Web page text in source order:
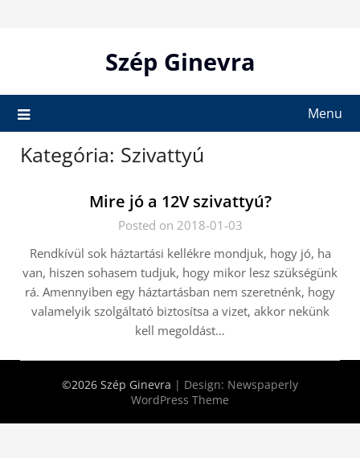
Szép Ginevra
Menu
Kategória: Szivattyú
Mire jó a 12V szivattyú?
Posted on 2018-01-03
Rendkívül sok háztartási kellékre mondjuk, hogy jó, ha
van, hiszen sohasem tudjuk, hogy mikor lesz szükségünk
rá. Amennyiben egy háztartásban nem szeretnénk, hogy
valamelyik szolgáltató biztosítsa a vizet, akkor nekünk
kell megoldást…
©2026 Szép Ginevra | Design: Newspaperly
WordPress Theme